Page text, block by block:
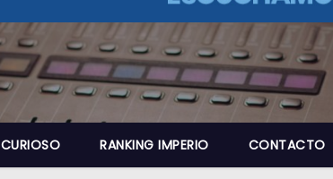
CURIOSO RANKING IMPERIO CONTACTO